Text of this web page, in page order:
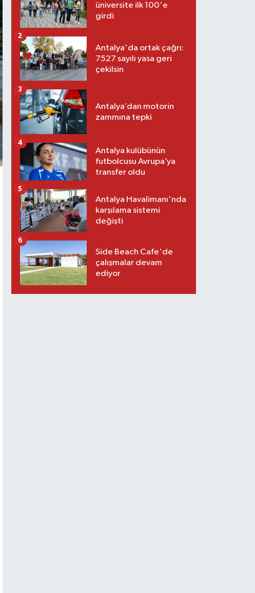
üniversite ilk 100'e
girdi
Antalya'da ortak çağrı:
7527 sayılı yasa geri
çekilsin
2
Antalya’dan motorin
zammına tepki
3
Antalya kulübünün
futbolcusu Avrupa’ya
transfer oldu
4
Antalya Havalimanı'nda
karşılama sistemi
değişti
5
Side Beach Cafe'de
çalışmalar devam
ediyor
6